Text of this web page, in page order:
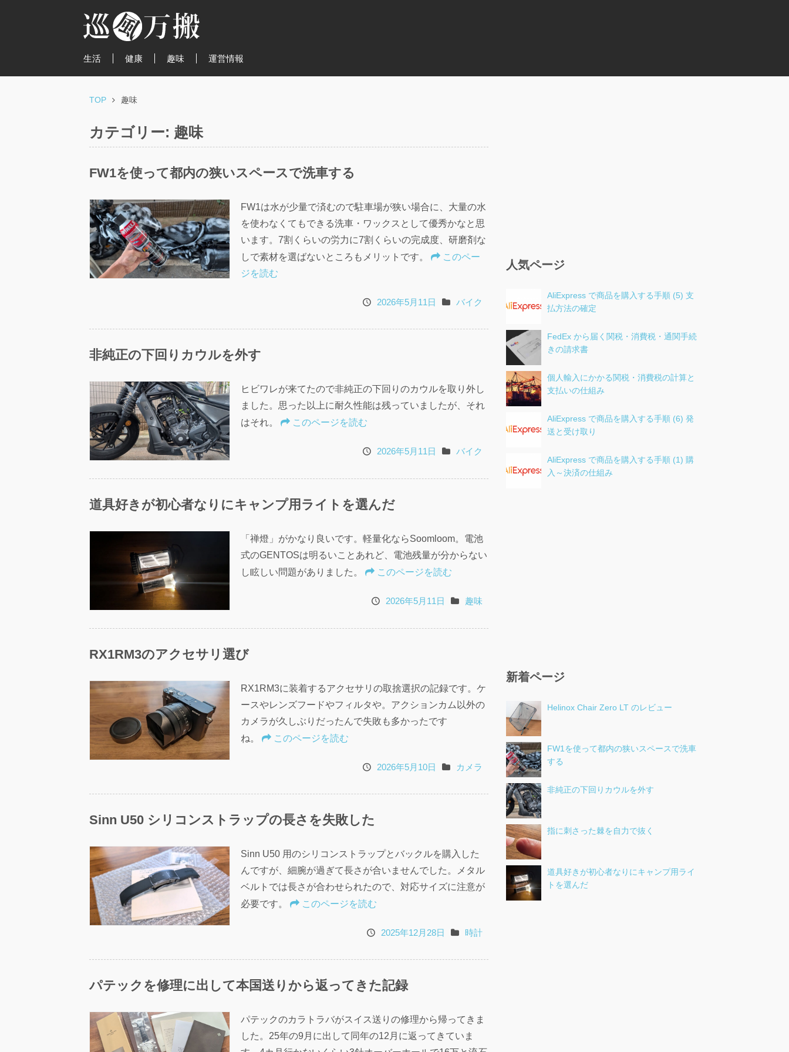
生活 健康 趣味 運営情報
TOP 趣味
カテゴリー: 趣味
FW1を使って都内の狭いスペースで洗車する
FW1は水が少量で済むので駐車場が狭い場合に、大量の水
を使わなくてもできる洗車・ワックスとして優秀かなと思
います。7割くらいの労力に7割くらいの完成度、研磨剤な
しで素材を選ばないところもメリットです。
このペー
ジを読む
投2026年5月11日
カバイク
非純正の下回りカウルを外す
ヒビワレが来てたので非純正の下回りのカウルを取り外し
ました。思った以上に耐久性能は残っていましたが、それ
はそれ。
このページを読む
投2026年5月11日
カバイク
道具好きが初心者なりにキャンプ用ライトを選んだ
「禅燈」がかなり良いです。軽量化ならSoomloom。電池
式のGENTOSは明るいことあれど、電池残量が分からない
し眩しい問題がありました。
このページを読む
投2026年5月11日
カ趣味
RX1RM3のアクセサリ選び
RX1RM3に装着するアクセサリの取捨選択の記録です。ケ
ースやレンズフードやフィルタや。アクションカム以外の
カメラが久しぶりだったんで失敗も多かったです
ね。
このページを読む
投2026年5月10日
カカメラ
Sinn U50 シリコンストラップの長さを失敗した
Sinn U50 用のシリコンストラップとバックルを購入した
んですが、細腕が過ぎて長さが合いませんでした。メタル
ベルトでは長さが合わせられたので、対応サイズに注意が
必要です。
このページを読む
投2025年12月28日
カ時計
パテックを修理に出して本国送りから返ってきた記録
パテックのカラトラバがスイス送りの修理から帰ってきま
した。25年の9月に出して同年の12月に返ってきていま
人気ページ
AliExpress で商品を購入する手順 (5) 支
払方法の確定
FedEx から届く関税・消費税・通関手続
きの請求書
個人輸入にかかる関税・消費税の計算と
支払いの仕組み
AliExpress で商品を購入する手順 (6) 発
送と受け取り
AliExpress で商品を購入する手順 (1) 購
入～決済の仕組み
新着ページ
Helinox Chair Zero LT のレビュー
FW1を使って都内の狭いスペースで洗車
する
非純正の下回りカウルを外す
指に刺さった棘を自力で抜く
道具好きが初心者なりにキャンプ用ライ
トを選んだ